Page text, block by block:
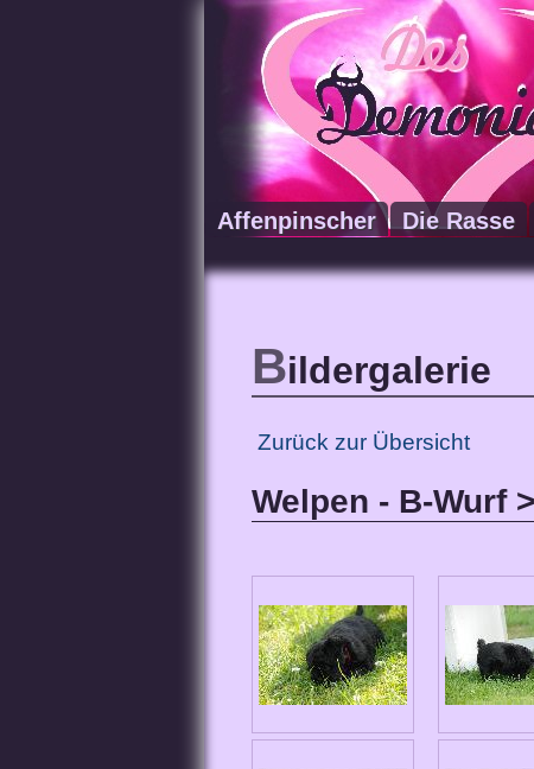
Affenpinscher Die Rasse
Bildergalerie
Zurück zur Übersicht
Welpen - B-Wurf